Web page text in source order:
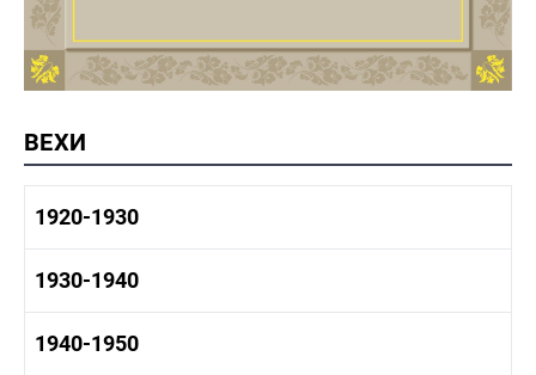
ВЕХИ
1920-1930
1920-1930 история
1920-1930 культура
1930-1940
1930-1940 история
1940-1950